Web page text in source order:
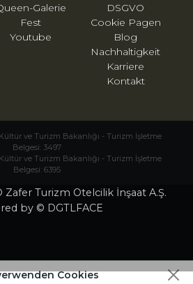
DSGVO
Cookie Pagen
Blog
Nachhaltigkeit
Karriere
Kontakt
Galerie
Fest
Youtube
ve Turizm Bakanlığı - Turizm İşletme
Belgesi: 3497
ve Turizm Bakanlığı - Turizm İşletme
Belgesi: 6395
Turizm Otelcilik İnşaat A.Ş.
by © DGTLFACE
Cookies